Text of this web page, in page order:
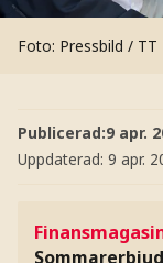
Foto: Pressbild / TT
Publicerad:9 apr.
Uppdaterad: 9 apr.